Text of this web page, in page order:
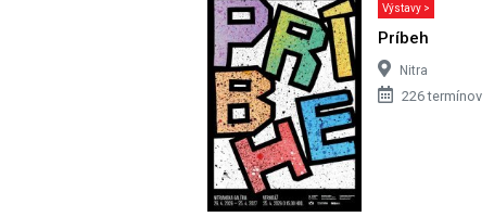
Výstavy >
Príbeh
Nitra
226 termínov